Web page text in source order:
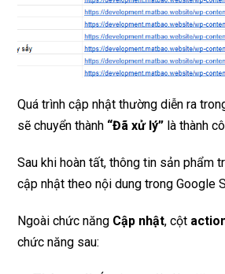
Quá trình cập nhật thường diễn ra
sẽ chuyển thành “Đã xử lý” là thành
Sau khi hoàn tất, thông tin sản phẩm
cập nhật theo nội dung trong Google
Ngoài chức năng Cập nhật, cột
chức năng sau: